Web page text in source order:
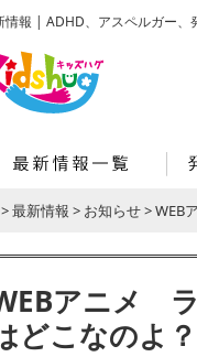
情報 | ADHD、アスペルガー、
>最新情報 > お知らせ>WEB
アニメ
どこなのよ